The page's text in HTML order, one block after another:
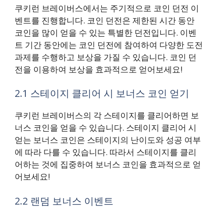
쿠키런 브레이버스에서는 주기적으로 코인 던전 이
벤트를 진행합니다. 코인 던전은 제한된 시간 동안
코인을 많이 얻을 수 있는 특별한 던전입니다. 이벤
트 기간 동안에는 코인 던전에 참여하여 다양한 도전
과제를 수행하고 보상을 가질 수 있습니다. 코인 던
전을 이용하여 보상을 효과적으로 얻어보세요!
2.1 스테이지 클리어 시 보너스 코인 얻기
쿠키런 브레이버스의 각 스테이지를 클리어하면 보
너스 코인을 얻을 수 있습니다. 스테이지 클리어 시
얻는 보너스 코인은 스테이지의 난이도와 성공 여부
에 따라 다를 수 있습니다. 따라서 스테이지를 클리
어하는 것에 집중하여 보너스 코인을 효과적으로 얻
어보세요!
2.2 랜덤 보너스 이벤트